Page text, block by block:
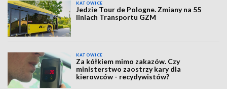
KATOWICE
Jedzie Tour de Pologne. Zmiany na 55
liniach Transportu GZM
KATOWICE
Za kółkiem mimo zakazów. Czy
ministerstwo zaostrzy kary dla
kierowców - recydywistów?